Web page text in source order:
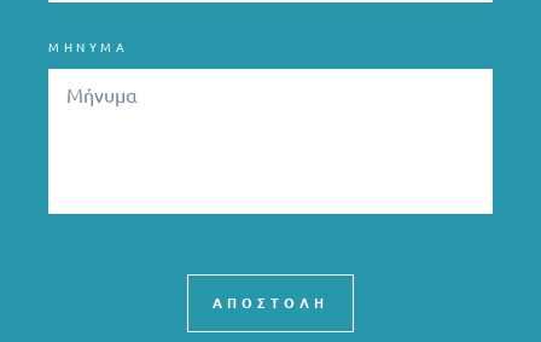
ΜΗΝΥΜΑ
ΑΠΟΣΤΟΛΗ